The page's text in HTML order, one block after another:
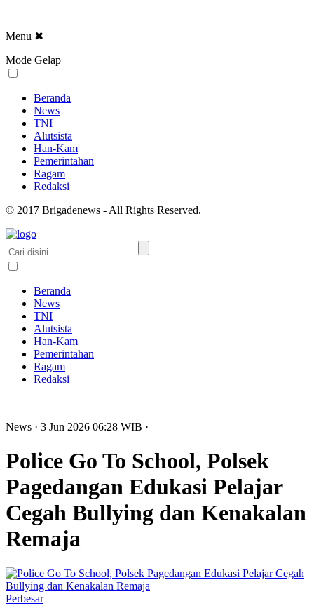
Menu ✖
Mode Gelap
Beranda
News
TNI
Alutsista
Han-Kam
Pemerintahan
Ragam
Redaksi
© 2017 Brigadenews - All Rights Reserved.
Beranda
News
TNI
Alutsista
Han-Kam
Pemerintahan
Ragam
Redaksi
News · 3 Jun 2026 06:28 WIB ·
Police Go To School, Polsek
Pagedangan Edukasi Pelajar
Cegah Bullying dan Kenakalan
Remaja
Perbesar